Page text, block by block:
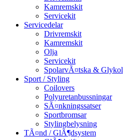
Kamremskit
Servicekit
Servicedelar
Drivremskit
Kamremskit
Olja
Servicekit
SpolarvÃ¤tska & Glykol
Sport / Styling
Coilovers
Polyuretanbussningar
SÃ¤nkningssatser
Sportbromsar
Stylingbelysning
TÃ¤nd / GlÃ¶dsystem